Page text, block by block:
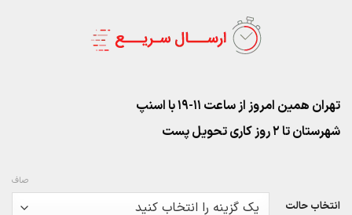
تهران همین امروز از ساعت ۱۱-۱۹ با اسنپ
شهرستان تا 2 روز کاری تحویل پست
انتخاب حالت
صاف